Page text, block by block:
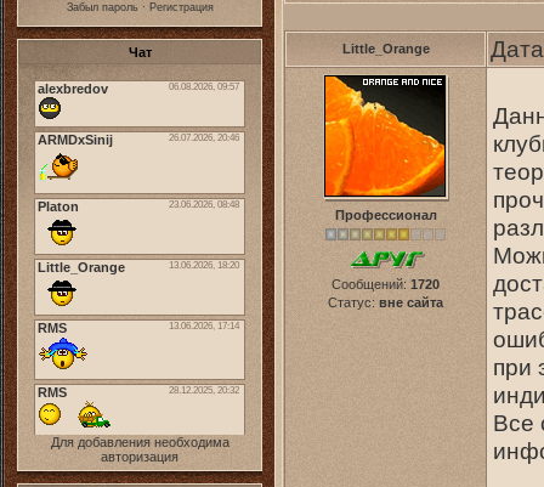
Забыл пароль· Регистрация
Чат
Для добавления необходима
авторизация
Little_Orange
Профессионал
Сообщений: 1720
Статус: вне сайта
при
Все